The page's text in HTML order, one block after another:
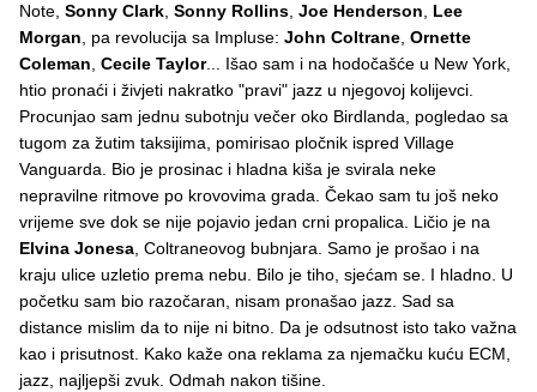
Note, Sonny Clark, Sonny Rollins, Joe Henderson, Lee
Morgan, pa revolucija sa Impluse: John Coltrane, Ornette
Coleman, Cecile Taylor... Išao sam i na hodočašće u New York,
htio pronaći i živjeti nakratko "pravi" jazz u njegovoj kolijevci.
Procunjao sam jednu subotnju večer oko Birdlanda, pogledao sa
tugom za žutim taksijima, pomirisao pločnik ispred Village
Vanguarda. Bio je prosinac i hladna kiša je svirala neke
nepravilne ritmove po krovovima grada. Čekao sam tu još neko
vrijeme sve dok se nije pojavio jedan crni propalica. Ličio je na
Elvina Jonesa, Coltraneovog bubnjara. Samo je prošao i na
kraju ulice uzletio prema nebu. Bilo je tiho, sjećam se. I hladno. U
početku sam bio razočaran, nisam pronašao jazz. Sad sa
distance mislim da to nije ni bitno. Da je odsutnost isto tako važna
kao i prisutnost. Kako kaže ona reklama za njemačku kuću ECM,
jazz, najljepši zvuk. Odmah nakon tišine.